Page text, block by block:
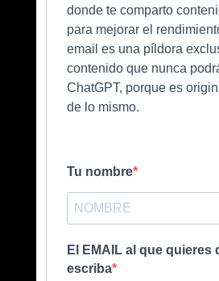
donde te comparto
para mejorar el
email es una píldora
contenido que nunca
ChatGPT, porque es
de lo mismo.
Tu nombre
El EMAIL al que quieres
escriba